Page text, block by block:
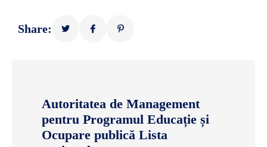
Share:
Autoritatea de Management
pentru Programul Educație și
Ocupare publică Lista